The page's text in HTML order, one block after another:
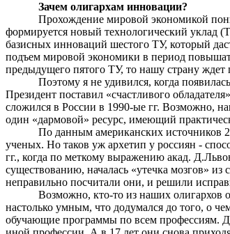
Зачем олигархам инновации?
Прохождение мировой экономикой
формируется новый технологический уклад
базисных инноваций шестого ТУ, который
подъем мировой экономики в период
предыдущего пятого ТУ, то нашу страну ждет
Поэтому я не удивился, когда
Президент поставил «счастливого
сложился в России в 1990-ые гг. Возможно,
один «дармовой» ресурс, имеющий
По данным американских источников
ученых. Но таков уж архетип у россиян -
гг., когда по меткому выражению акад.
существованию, началась «утечка мозгов» из
неправильно посчитали они, и решили
Возможно, кто-то из наших олигархов
настолько умным, что додумался до того, о
обучающие программы по всем профессиям.